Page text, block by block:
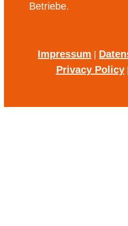
Betriebe.
Impressum
Privacy Policy|